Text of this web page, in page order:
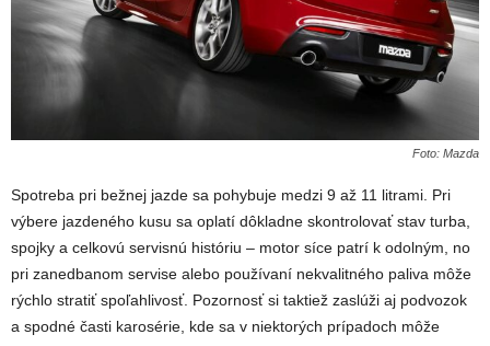
Foto: Mazda
Spotreba pri bežnej jazde sa pohybuje medzi 9 až 11 litrami. Pri
výbere jazdeného kusu sa oplatí dôkladne skontrolovať stav turba,
spojky a celkovú servisnú históriu – motor síce patrí k odolným, no
pri zanedbanom servise alebo používaní nekvalitného paliva môže
rýchlo stratiť spoľahlivosť. Pozornosť si taktiež zaslúži aj podvozok
a spodné časti karosérie, kde sa v niektorých prípadoch môže